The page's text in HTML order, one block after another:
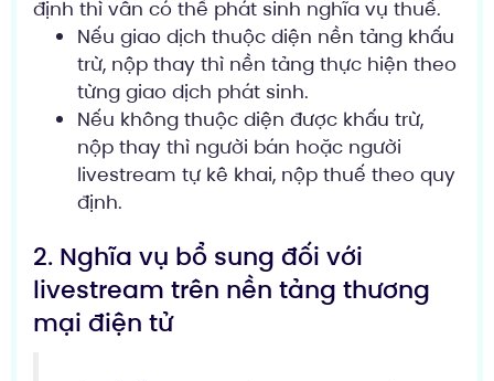
định thì vẫn có thể phát sinh nghĩa vụ thuế.
Nếu giao dịch thuộc diện nền tảng khấu
trừ, nộp thay thì nền tảng thực hiện theo
từng giao dịch phát sinh.
Nếu không thuộc diện được khấu trừ,
nộp thay thì người bán hoặc người
livestream tự kê khai, nộp thuế theo quy
định.
2. Nghĩa vụ bổ sung đối với
livestream trên nền tảng thương
mại điện tử